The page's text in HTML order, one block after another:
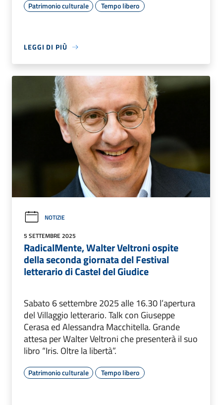
Patrimonio culturale Tempo libero
LEGGI DI PIÙ
NOTIZIE
5 SETTEMBRE 2025
RadicalMente, Walter Veltroni ospite
della seconda giornata del Festival
letterario di Castel del Giudice
Sabato 6 settembre 2025 alle 16.30 l’apertura
del Villaggio letterario. Talk con Giuseppe
Cerasa ed Alessandra Macchitella. Grande
attesa per Walter Veltroni che presenterà il suo
libro “Iris. Oltre la libertà”.
Patrimonio culturale Tempo libero